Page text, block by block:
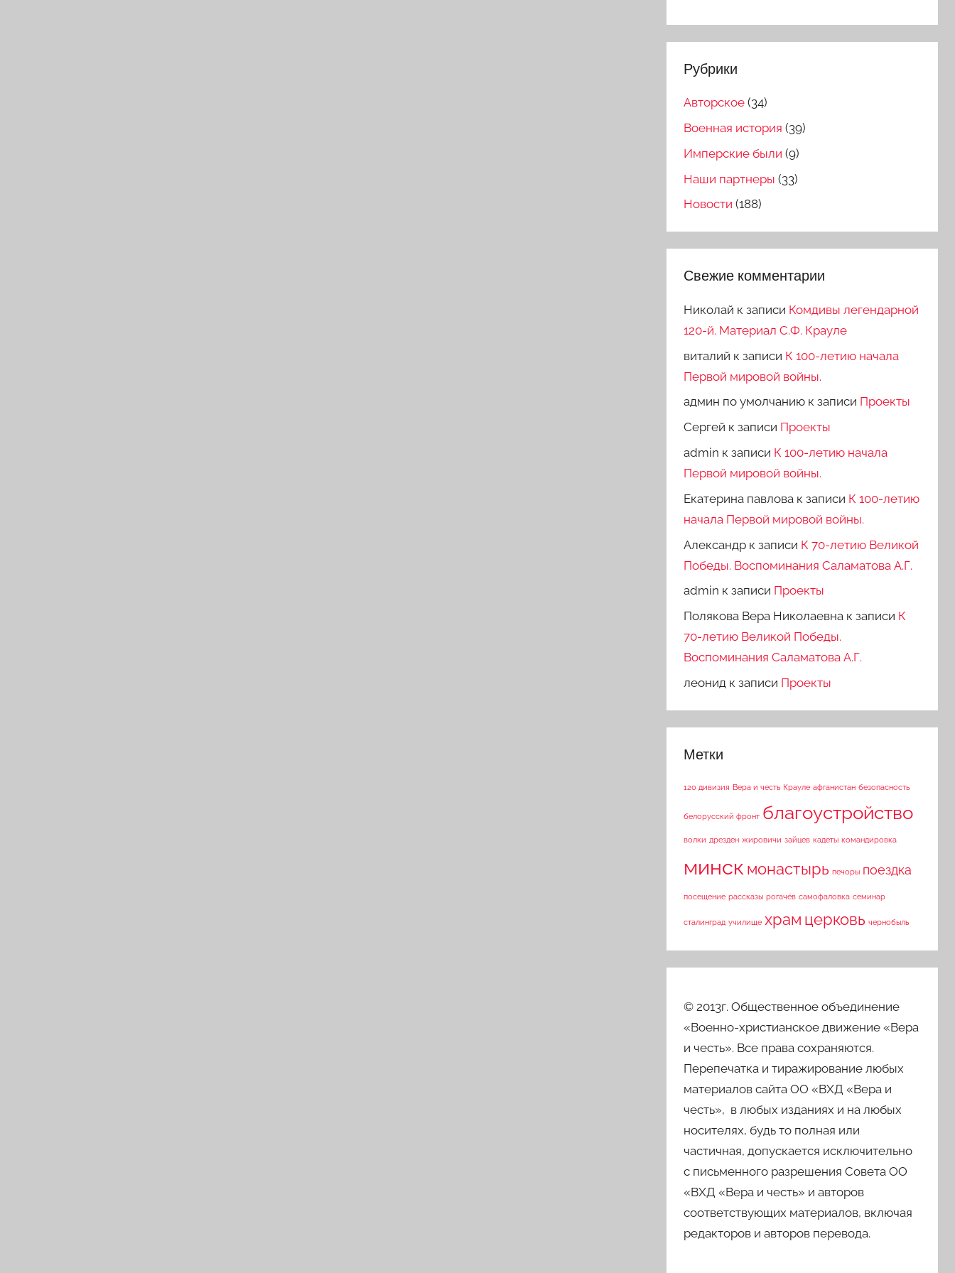
Рубрики
Авторское (34)
Военная история (39)
Имперские были (9)
Наши партнеры (33)
Новости (188)
Свежие комментарии
Николай к записи Комдивы легендарной
120-й. Материал С.Ф. Крауле
виталий к записи К 100-летию начала
Первой мировой войны.
админ по умолчанию к записи Проекты
Сергей к записи Проекты
admin к записи К 100-летию начала
Первой мировой войны.
Екатерина павлова к записи К 100-летию
начала Первой мировой войны.
Александр к записи К 70-летию Великой
Победы. Воспоминания Саламатова А.Г.
admin к записи Проекты
Полякова Вера Николаевна к записи К
70-летию Великой Победы.
Воспоминания Саламатова А.Г.
леонид к записи Проекты
Метки
120 дивизия Вера и честь Крауле афганистан безопасность
белорусский фронт благоустройство
волки дрезден жировичи зайцев кадеты командировка
минск монастырь печоры поездка
посещение рассказы рогачёв самофаловка семинар
сталинград училище храм церковь чернобыль
© 2013г. Общественное объединение
«Военно-христианское движение «Вера
и честь». Все права сохраняются.
Перепечатка и тиражирование любых
материалов сайта ОО «ВХД «Вера и
честь», в любых изданиях и на любых
носителях, будь то полная или
частичная, допускается исключительно
с письменного разрешения Совета ОО
«ВХД «Вера и честь» и авторов
соответствующих материалов, включая
редакторов и авторов перевода.